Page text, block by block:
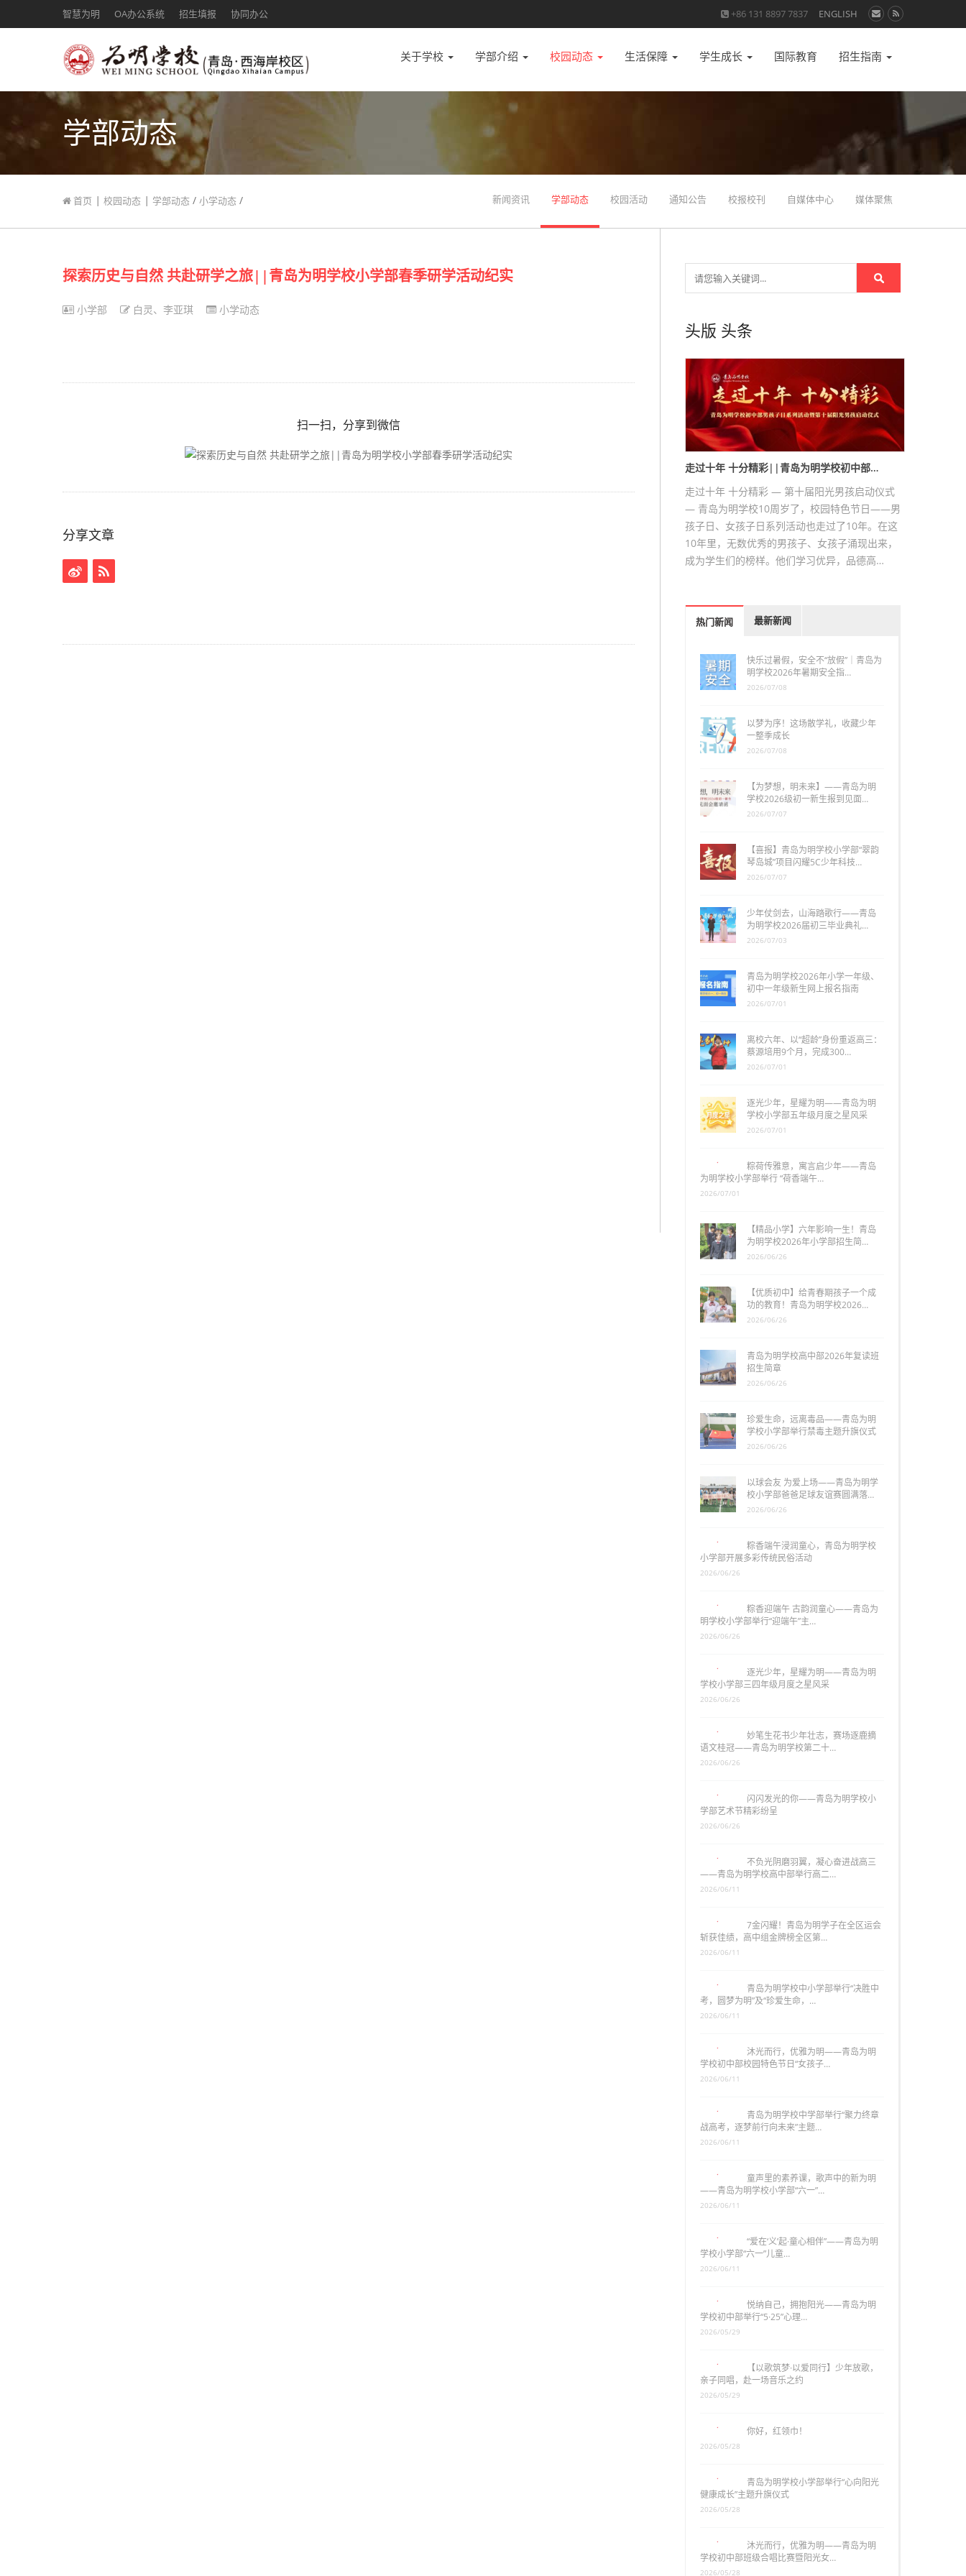
智慧为明 OA办公系统 招生填报 协同办公 +86 131 8897 7837 ENGLISH
关于学校 学部介绍 校园动态 生活保障 学生成长 国际教育 招生指南
学部动态
首页 | 校园动态 | 学部动态 / 小学动态 / 新闻资讯 学部动态 校园活动 通知公告 校报校刊 自媒体中心 媒体聚焦
探索历史与自然 共赴研学之旅||青岛为明学校小学部春季研学活动纪实
小学部 白灵、李亚琪 小学动态
扫一扫，分享到微信
分享文章
头版 头条
走过十年 十分精彩||青岛为明学校初中部…
走过十年 十分精彩 — 第十届阳光男孩启动仪式
— 青岛为明学校10周岁了，校园特色节日——男
孩子日、女孩子日系列活动也走过了10年。在这
10年里，无数优秀的男孩子、女孩子涌现出来，
成为学生们的榜样。他们学习优异，品德高…
热门新闻 最新新闻
快乐过暑假，安全不“放假”｜青岛为
明学校2026年暑期安全指…
2026/07/08
以梦为序！这场散学礼，收藏少年
一整季成长
2026/07/08
【为梦想，明未来】——青岛为明
学校2026级初一新生报到见面…
2026/07/07
【喜报】青岛为明学校小学部“翠韵
琴岛城”项目闪耀5C少年科技…
2026/07/07
少年仗剑去，山海踏歌行——青岛
为明学校2026届初三毕业典礼…
2026/07/03
青岛为明学校2026年小学一年级、
初中一年级新生网上报名指南
2026/07/01
离校六年、以“超龄”身份重返高三：
蔡源培用9个月，完成300…
2026/07/01
逐光少年，星耀为明——青岛为明
学校小学部五年级月度之星风采
2026/07/01
粽荷传雅意，寓言启少年——青岛
为明学校小学部举行 “荷香端午…
【精品小学】六年影响一生！青岛
为明学校2026年小学部招生简…
2026/06/26
【优质初中】给青春期孩子一个成
功的教育！青岛为明学校2026…
2026/06/26
青岛为明学校高中部2026年复读班
招生简章
2026/06/26
珍爱生命，远离毒品——青岛为明
学校小学部举行禁毒主题升旗仪式
2026/06/26
以球会友 为爱上场——青岛为明学
校小学部爸爸足球友谊赛圆满落…
2026/06/26
粽香端午浸润童心，青岛为明学校
小学部开展多彩传统民俗活动
粽香迎端午 古韵润童心——青岛为
明学校小学部举行“迎端午”主…
逐光少年，星耀为明——青岛为明
学校小学部三四年级月度之星风采
妙笔生花书少年壮志，赛场逐鹿摘
语文桂冠——青岛为明学校第二十…
闪闪发光的你——青岛为明学校小
学部艺术节精彩纷呈
不负光阴磨羽翼，凝心奋进战高三
——青岛为明学校高中部举行高二…
7金闪耀！青岛为明学子在全区运会
斩获佳绩，高中组金牌榜全区第…
青岛为明学校中小学部举行“决胜中
考，圆梦为明”及“珍爱生命，…
2026/06/11
沐光而行，优雅为明——青岛为明
学校初中部校园特色节日“女孩子…
青岛为明学校中学部举行“聚力终章
战高考，逐梦前行向未来”主题…
童声里的素养课，歌声中的新为明
——青岛为明学校小学部“六一”…
“爱在‘义’起·童心相伴”——青岛为明
学校小学部“六一”儿童…
2026/06/11
悦纳自己，拥抱阳光——青岛为明
学校初中部举行“5·25”心理…
【以歌筑梦·以爱同行】少年放歌，
亲子同唱，赴一场音乐之约
你好，红领巾！
青岛为明学校小学部举行“心向阳光
健康成长”主题升旗仪式
沐光而行，优雅为明——青岛为明
学校初中部班级合唱比赛暨阳光女…